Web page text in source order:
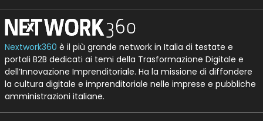
Nextwork360 è il più grande network in Italia di testate e
portali B2B dedicati ai temi della Trasformazione Digitale e
dell’Innovazione Imprenditoriale. Ha la missione di diffondere
la cultura digitale e imprenditoriale nelle imprese e pubbliche
amministrazioni italiane.